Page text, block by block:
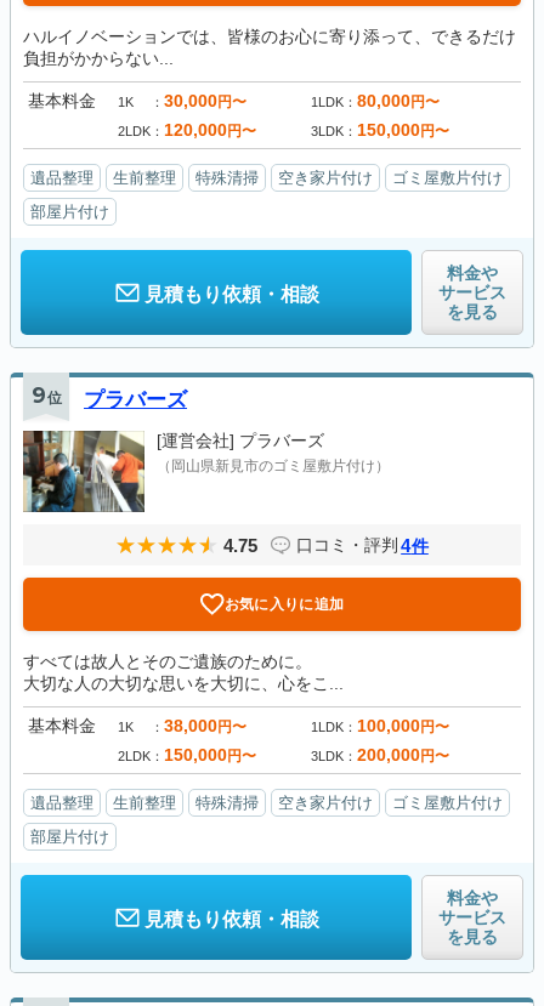
ハルイノベーションでは、皆様のお心に寄り添って、できるだけ
負担がかからない...
基本料金 1K 30,000円〜 1LDK 80,000円〜
2LDK 120,000円〜 3LDK 150,000円〜
遺品整理 生前整理 特殊清掃 空き家片付け
ゴミ屋敷片付け
部屋片付け
見積もり依頼・相談
料金や
サービス
を見る
9位 プラバーズ
[運営会社] プラバーズ
（岡山県新見市のゴミ屋敷片付け）
4.75 口コミ・評判 4件
お気に入りに追加
すべては故人とそのご遺族のために。
大切な人の大切な思いを大切に、心をこ...
基本料金 1K 38,000円〜 1LDK 100,000円〜
2LDK 150,000円〜 3LDK 200,000円〜
遺品整理 生前整理 特殊清掃 空き家片付け
ゴミ屋敷片付け
部屋片付け
見積もり依頼・相談
料金や
サービス
を見る